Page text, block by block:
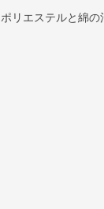
ポリエステルと綿